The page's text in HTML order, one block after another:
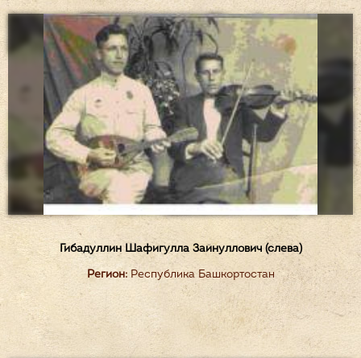
Гибадуллин Шафигулла Зайнуллович (слева)
Регион:Республика Башкортостан